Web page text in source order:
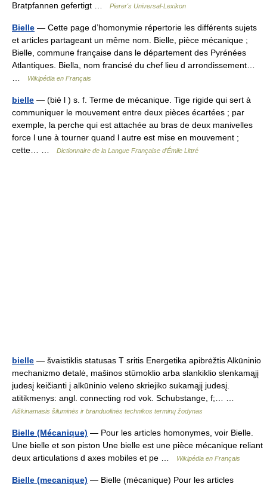
Bratpfannen gefertigt …
Pierer's Universal-Lexikon
Bielle — Cette page d’homonymie répertorie les différents sujets
et articles partageant un même nom. Bielle, pièce mécanique ;
Bielle, commune française dans le département des Pyrénées
Atlantiques. Biella, nom francisé du chef lieu d arrondissement…
Wikipédia en Français
bielle — (biè l ) s. f. Terme de mécanique. Tige rigide qui sert à
communiquer le mouvement entre deux pièces écartées ; par
exemple, la perche qui est attachée au bras de deux manivelles
force l une à tourner quand l autre est mise en mouvement ;
cette… …
Dictionnaire de la Langue Française d'Émile Littré
bielle — švaistiklis statusas T sritis Energetika apibrėžtis Alkūninio
mechanizmo detalė, mašinos stūmoklio arba slankiklio slenkamąjį
judesį keičianti į alkūninio veleno skriejiko sukamąjį judesį.
atitikmenys: angl. connecting rod vok. Schubstange, f;… …
Aiškinamasis šiluminės ir branduolinės technikos terminų žodynas
Bielle (Mécanique) — Pour les articles homonymes, voir Bielle.
Une bielle et son piston Une bielle est une pièce mécanique reliant
deux articulations d axes mobiles et pe …
Wikipédia en Français
Bielle (mecanique) — Bielle (mécanique) Pour les articles